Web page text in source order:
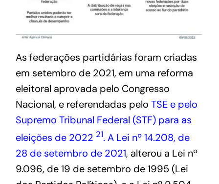
As federações partidárias foram criadas
em setembro de 2021, em uma reforma
eleitoral aprovada pelo Congresso
Nacional, e referendadas pelo TSE e pelo
Supremo Tribunal Federal (STF) para as
eleições de 2022 21. A Lei nº 14.208, de
28 de setembro de 2021, alterou a Lei nº
9.096, de 19 de setembro de 1995 (Lei